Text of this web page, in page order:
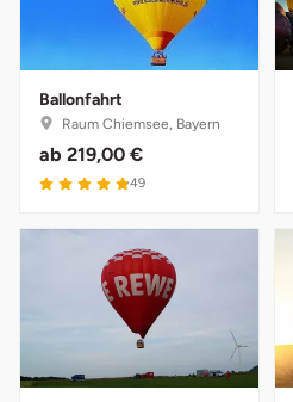
Ballonfahrt
Raum Chiemsee, Bayern
ab 219,00 €
49
sächsische Schweiz